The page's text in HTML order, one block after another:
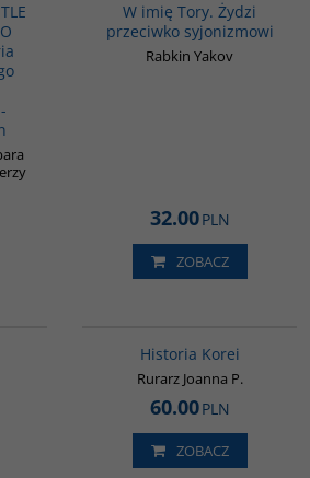
W imię Tory. Żydzi
przeciwko syjonizmowi
Rabkin Yakov
32.00PLN
ZOBACZ
Historia Korei
Rurarz Joanna P.
60.00PLN
ZOBACZ